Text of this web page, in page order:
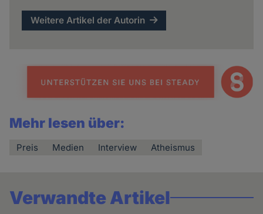
Weitere Artikel der Autorin
Mehr lesen über:
Preis Medien Interview Atheismus
Verwandte Artikel